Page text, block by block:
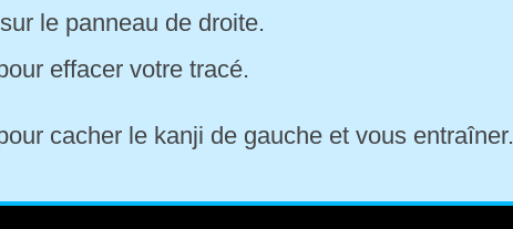
le panneau de droite.
effacer votre tracé.
cacher le kanji de gauche et vous entraîner.